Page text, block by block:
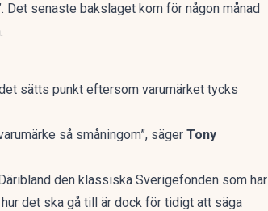
Det senaste bakslaget kom för någon månad
sätts punkt eftersom varumärket tycks
så småningom”, säger Tony
den klassiska Sverigefonden som har
det ska gå till är dock för tidigt att säga